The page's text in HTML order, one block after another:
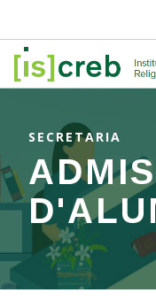
contingut
SK
SECRETARIA